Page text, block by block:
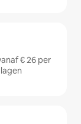
€ 26 per